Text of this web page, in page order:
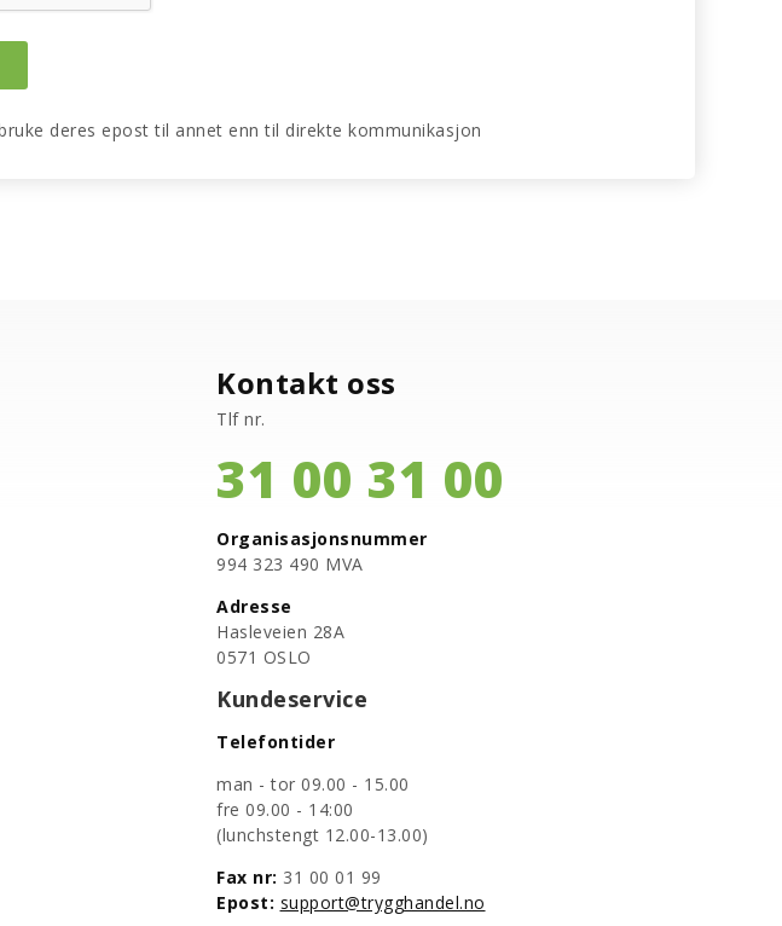
deres epost til annet enn til direkte kommunikasjon
Kontakt oss
Tlf nr.
31 00 31 00
Organisasjonsnummer
​994 323 490 MVA
Adresse
Hasleveien 28A
0571 OSLO
Kundeservice
Telefontider
man - tor 09.00 - 15.00
fre 09.00 - 14:00
​(lunchstengt 12.00-13.00)
Fax nr: 31 00 01 99
​Epost: support@trygghandel.no